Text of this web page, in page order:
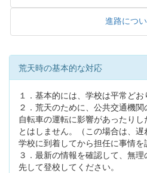
進路につ
荒天時の基本的な対応
１．基本的には、学校は平常どお
２．荒天のために、公共交通機関
自転車の運転に影響があったり
とはしません。（この場合は、遅
学校に到着してから担任に事情を
３．最新の情報を確認して、無
先して登校してください。